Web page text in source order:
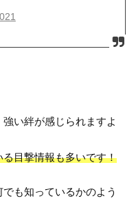
い絆が感じられますよ
目撃情報も多いです！
も知っているかのよう